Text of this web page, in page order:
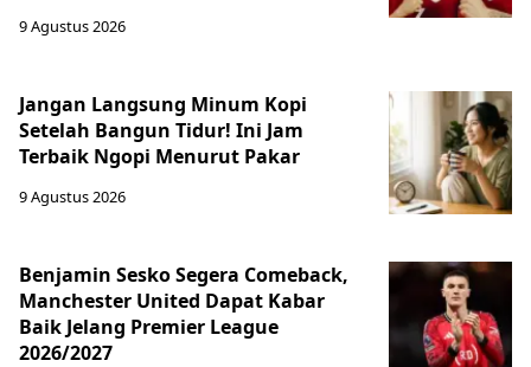
9 Agustus 2026
Jangan Langsung Minum Kopi
Setelah Bangun Tidur! Ini Jam
Terbaik Ngopi Menurut Pakar
9 Agustus 2026
Benjamin Sesko Segera Comeback,
Manchester United Dapat Kabar
Baik Jelang Premier League
2026/2027